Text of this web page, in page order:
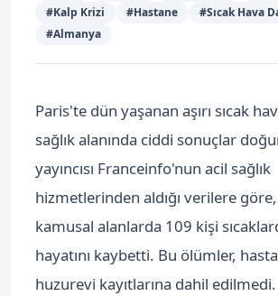
#Kalp Krizi #Hastane #Sıcak Hava
#Almanya
Paris'te dün yaşanan aşırı sıcak
sağlık alanında ciddi sonuçlar
yayıncısı Franceinfo'nun acil sağlık
hizmetlerinden aldığı verilere
kamusal alanlarda 109 kişi
hayatını kaybetti. Bu ölümler,
huzurevi kayıtlarına dahil edilmedi.